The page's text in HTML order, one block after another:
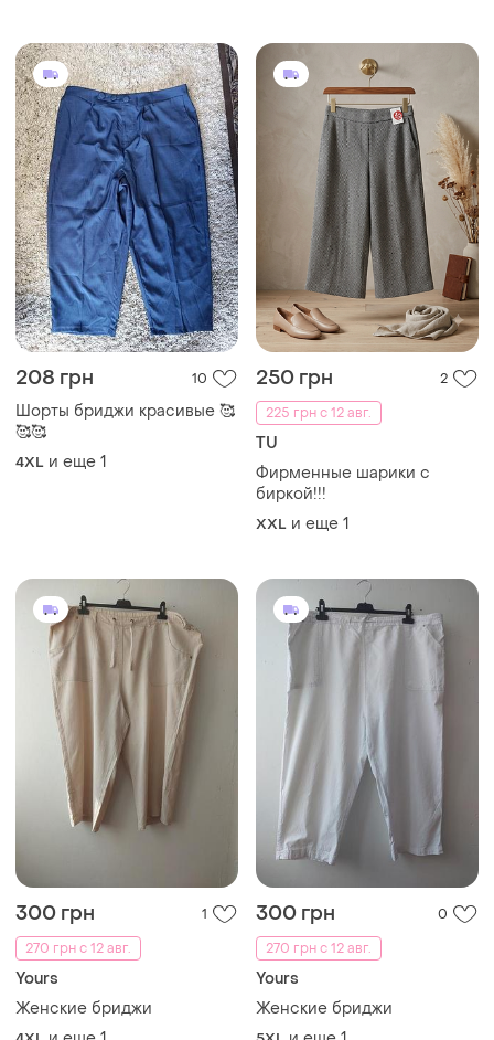
208 грн 10
Шорты бриджи красивые 🥰
🥰🥰
4XL и еще 1
250 грн
2
225 грн с 12 авг.
TU
Фирменные шарики с
биркой!!!
XXL и еще 1
300 грн
1
270 грн с 12 авг.
Yours
Женские бриджи
300 грн
0
270 грн с 12 авг.
Yours
Женские бриджи